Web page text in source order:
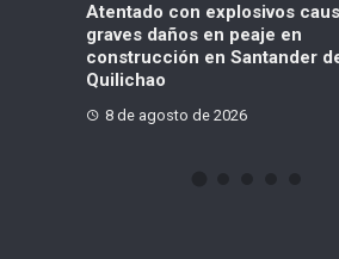
La Toscana y Villa
alerta por basuras,
presencia de